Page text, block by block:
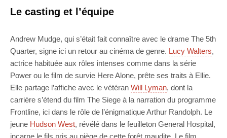
Le casting et l’équipe
Andrew Mudge, qui s’était fait connaître avec le drame The 5th
Quarter, signe ici un retour au cinéma de genre. Lucy Walters,
actrice habituée aux rôles intenses comme dans la série
Power ou le film de survie Here Alone, prête ses traits à Ellie.
Elle partage l’affiche avec le vétéran Will Lyman, dont la
carrière s’étend du film The Siege à la narration du programme
Frontline, ici dans le rôle de l’énigmatique Arthur Randolph. Le
jeune Hudson West, révélé dans le feuilleton General Hospital,